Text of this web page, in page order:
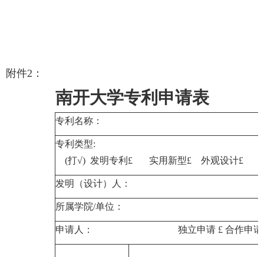
附件2 ：
南开大学专利申请表
专利名称：
专利类型:
(打√) 发明专利 £ 实用新型£ 外观设计£
发明（设计）人：
所属学院/单位：
申请人： 独立申请 £ 合作申请